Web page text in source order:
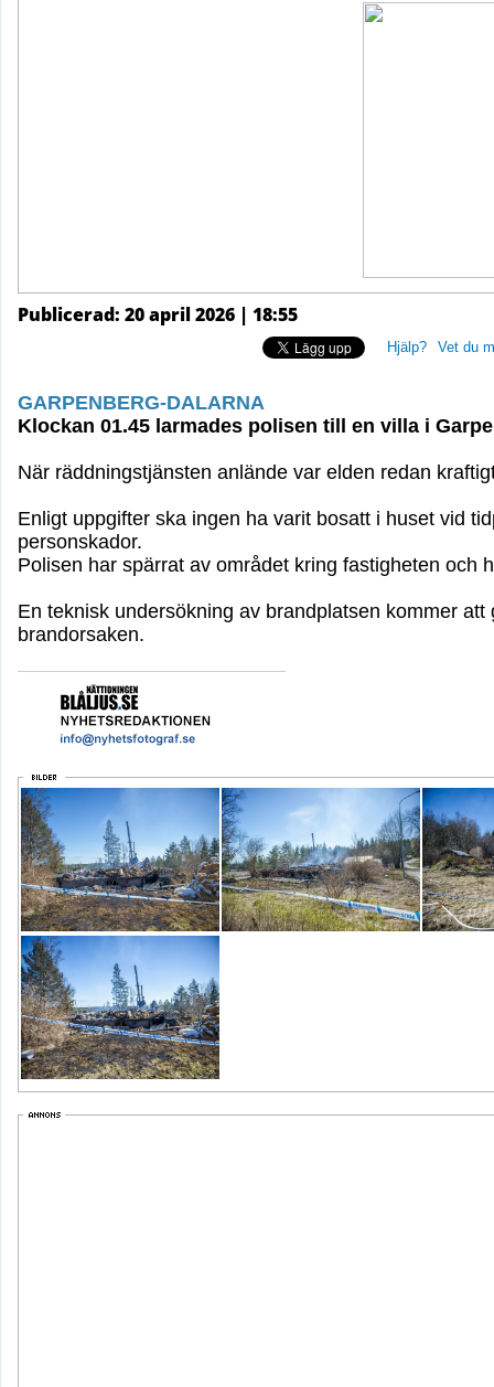
Publicerad: 20 april 2026 | 18:55
Hjälp? Vet du
GARPENBERG-DALARNA
Klockan 01.45 larmades polisen till en villa i
När räddningstjänsten anlände var elden redan
Enligt uppgifter ska ingen ha varit bosatt i huset vid
personskador.
Polisen har spärrat av området kring fastigheten och
En teknisk undersökning av brandplatsen kommer
brandorsaken.